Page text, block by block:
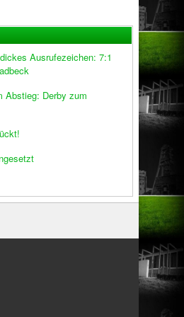
Ausrufezeichen: 7:1
Abstieg: Derby zum